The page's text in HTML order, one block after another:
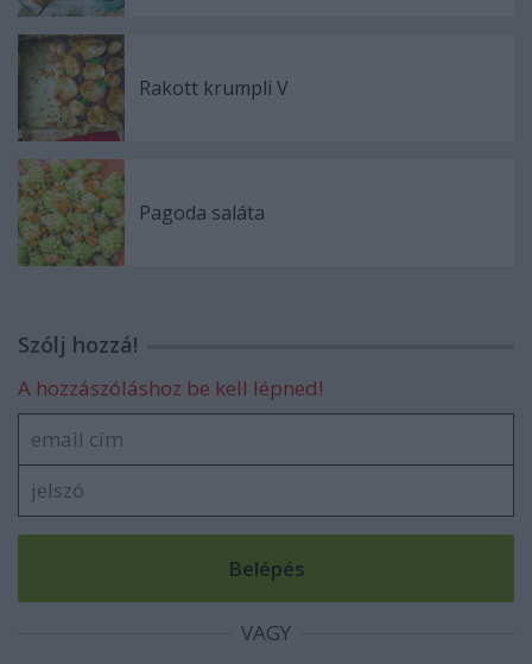
Rakott krumpli V
Pagoda saláta
Szólj hozzá!
A hozzászóláshoz be kell lépned!
VAGY